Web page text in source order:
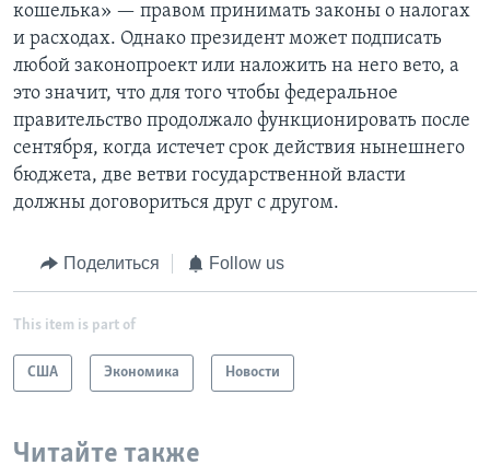
кошелька» — правом принимать законы о налогах
и расходах. Однако президент может подписать
любой законопроект или наложить на него вето, а
это значит, что для того чтобы федеральное
правительство продолжало функционировать после
сентября, когда истечет срок действия нынешнего
бюджета, две ветви государственной власти
должны договориться друг с другом.
Поделиться Follow us
This item is part of
США Экономика Новости
Читайте также